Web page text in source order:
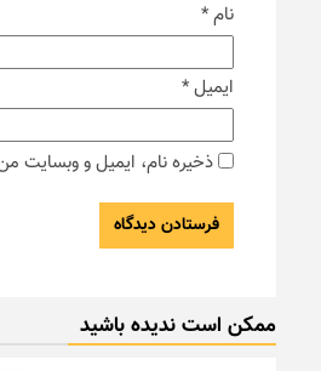
نام*
ایمیل*
ذخیره نام، ایمیل و وبسایت
ممکن است ندیده باشید